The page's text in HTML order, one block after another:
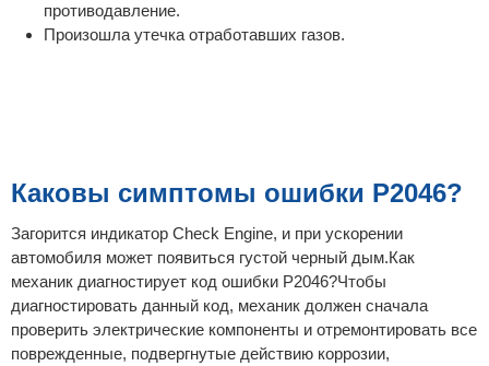
противодавление.
Произошла утечка отработавших газов.
Каковы симптомы ошибки P2046?
Загорится индикатор Check Engine, и при ускорении
автомобиля может появиться густой черный дым.Как
механик диагностирует код ошибки P2046?Чтобы
диагностировать данный код, механик должен сначала
проверить электрические компоненты и отремонтировать все
поврежденные, подвергнутые действию коррозии,